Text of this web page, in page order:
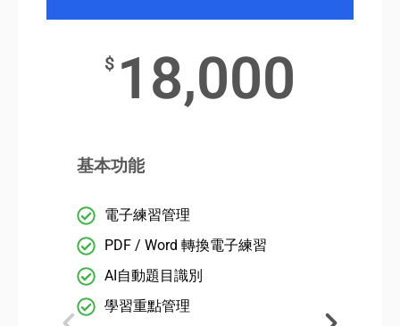
$ 18,000
基本功能
電子練習管理
PDF / Word 轉換電子練習
AI自動題目識別
學習重點管理